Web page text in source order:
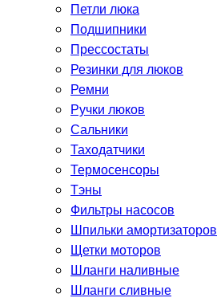
Петли люка
Подшипники
Прессостаты
Резинки для люков
Ремни
Ручки люков
Сальники
Таходатчики
Термосенсоры
Тэны
Фильтры насосов
Шпильки амортизаторов
Щетки моторов
Шланги наливные
Шланги сливные